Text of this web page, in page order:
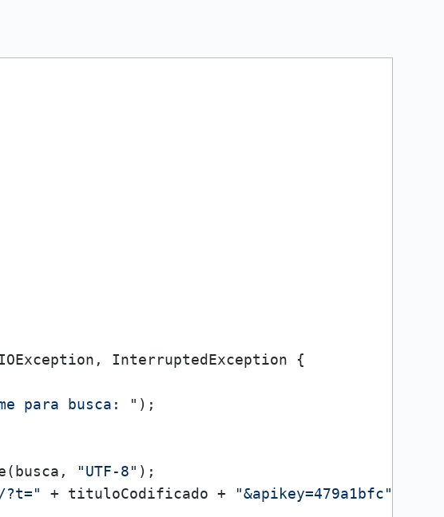
InterruptedException {
para busca: " );
"UTF-8" );
?t=" + tituloCodificado + "&apikey=479a1bfc"